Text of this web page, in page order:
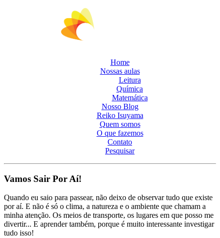
Home
Nossas aulas
Leitura
Química
Matemática
Nosso Blog
Reiko Isuyama
Quem somos
O que fazemos
Contato
Pesquisar
Vamos Sair Por Aí!
Quando eu saio para passear, não deixo de observar tudo que existe
por aí. E não é só o clima, a natureza e o ambiente que chamam a
minha atenção. Os meios de transporte, os lugares em que posso me
divertir... E aprender também, porque é muito interessante investigar
tudo isso!